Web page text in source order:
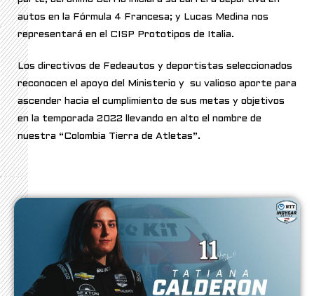
autos en la Fórmula 4 Francesa; y Lucas Medina nos
representará en el CISP Prototipos de Italia.
Los directivos de Fedeautos y deportistas seleccionados
reconocen el apoyo del Ministerio y su valioso aporte para
ascender hacia el cumplimiento de sus metas y objetivos
en la temporada 2022 llevando en alto el nombre de
nuestra “Colombia Tierra de Atletas”.